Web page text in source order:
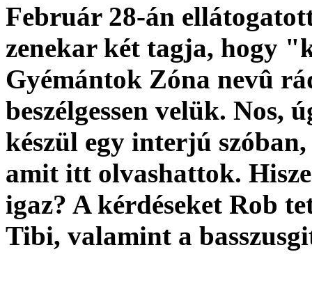
Február 28-án
zenekar két tagja, hogy
Gyémántok Zóna nevû
beszélgessen velük. Nos,
készül egy interjú
amit itt olvashattok.
igaz? A kérdéseket Rob
Tibi, valamint a